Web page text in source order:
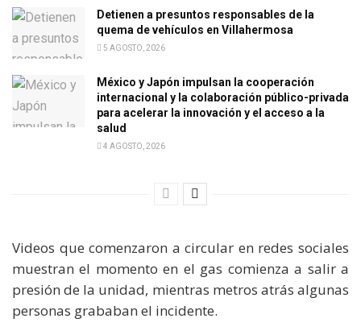
Detienen a presuntos responsables de la
quema de vehículos en Villahermosa
5 AGOSTO, 2026
México y Japón impulsan la cooperación
internacional y la colaboración público-privada
para acelerar la innovación y el acceso a la
salud
4 AGOSTO, 2026
Videos que comenzaron a circular en redes sociales
muestran el momento en el gas comienza a salir a
presión de la unidad, mientras metros atrás algunas
personas grababan el incidente.